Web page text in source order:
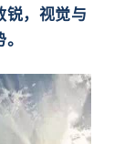
锐，视觉与